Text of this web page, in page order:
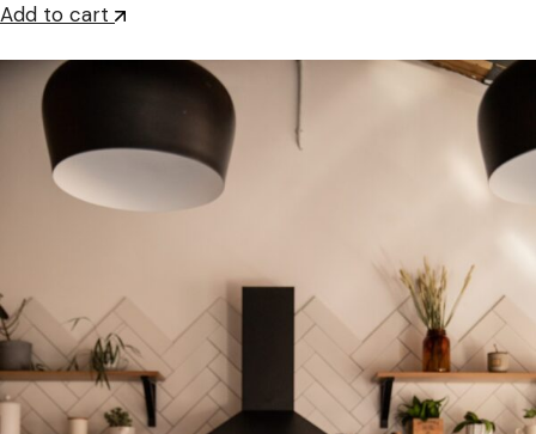
Add to cart